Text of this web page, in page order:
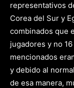
representativos
Corea del Sur y
combinados que
jugadores y no
mencionados
y debido al
de esa manera,